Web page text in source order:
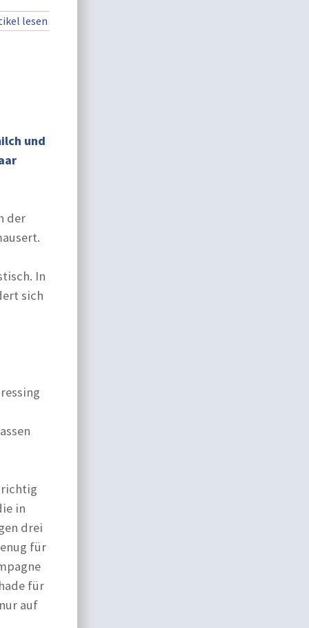
lesen
und
der
In
sich
richtig
in
drei
für
für
auf